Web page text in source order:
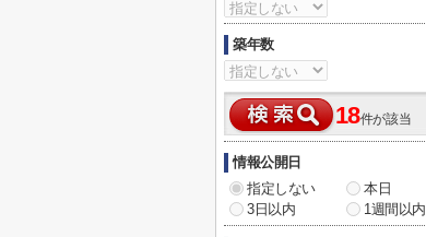
築年数
18件が該当
情報公開日
指定しない
本日
3日以内
1週間以内